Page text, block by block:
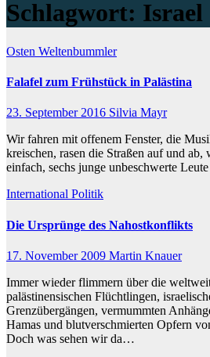
Schlagwort: Israel
Osten Weltenbummler
Falafel zum Frühstück in Palästina
23. September 2016 Silvia Mayr
Wir fahren mit offenem Fenster, die
kreischen, rasen die Straßen auf und
einfach, sechs junge unbeschwerte
International Politik
Die Ursprünge des Nahostkonflikts
17. November 2009 Martin Knauer
Immer wieder flimmern über die
palästinensischen Flüchtlingen,
Grenzübergängen, vermummten
Hamas und blutverschmierten Opfern
Doch was sehen wir da…